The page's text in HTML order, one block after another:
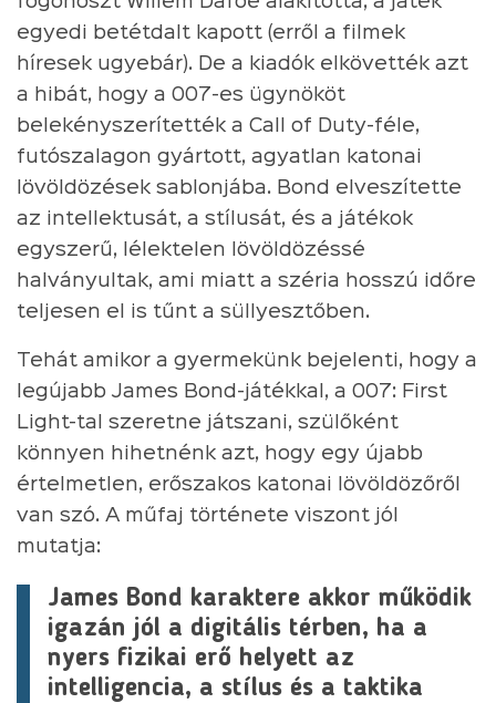
egyedi betétdalt kapott (erről a filmek
híresek ugyebár). De a kiadók elkövették azt
a hibát, hogy a 007-es ügynököt
belekényszerítették a Call of Duty-féle,
futószalagon gyártott, agyatlan katonai
lövöldözések sablonjába. Bond elveszítette
az intellektusát, a stílusát, és a játékok
egyszerű, lélektelen lövöldözéssé
halványultak, ami miatt a széria hosszú időre
teljesen el is tűnt a süllyesztőben.
Tehát amikor a gyermekünk bejelenti, hogy a
legújabb James Bond-játékkal, a 007: First
Light-tal szeretne játszani, szülőként
könnyen hihetnénk azt, hogy egy újabb
értelmetlen, erőszakos katonai lövöldözőről
van szó. A műfaj története viszont jól
mutatja:
James Bond karaktere akkor működik
igazán jól a digitális térben, ha a
nyers fizikai erő helyett az
intelligencia, a stílus és a taktika